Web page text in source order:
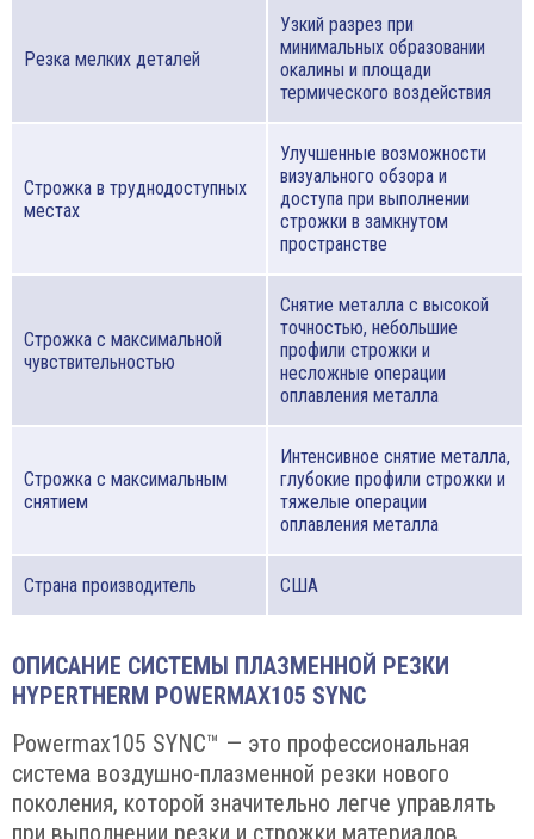
Резка мелких деталей
Узкий разрез при
минимальных образовании
окалины и площади
термического воздействия
Строжка в труднодоступных
местах
Улучшенные возможности
визуального обзора и
доступа при выполнении
строжки в замкнутом
пространстве
Строжка с максимальной
чувствительностью
Снятие металла с высокой
точностью, небольшие
профили строжки и
несложные операции
оплавления металла
Строжка с максимальным
снятием
Интенсивное снятие металла,
глубокие профили строжки и
тяжелые операции
оплавления металла
Страна производитель США
ОПИСАНИЕ СИСТЕМЫ ПЛАЗМЕННОЙ РЕЗКИ
HYPERTHERM POWERMAX105 SYNC
Powermax105 SYNC™ — это профессиональная
система воздушно-плазменной резки нового
поколения, которой значительно легче управлять
при выполнении резки и строжки материалов